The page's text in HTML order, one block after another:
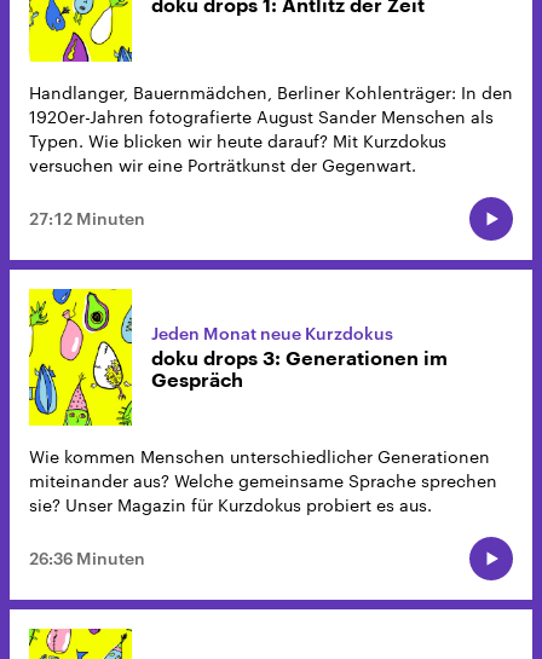
doku drops 1: Antlitz der Zeit
Handlanger, Bauernmädchen, Berliner Kohlenträger: In den
1920er-Jahren fotografierte August Sander Menschen als
Typen. Wie blicken wir heute darauf? Mit Kurzdokus
versuchen wir eine Porträtkunst der Gegenwart.
27:12 Minuten
Jeden Monat neue Kurzdokus
doku drops 3: Generationen im
Gespräch
Wie kommen Menschen unterschiedlicher Generationen
miteinander aus? Welche gemeinsame Sprache sprechen
sie? Unser Magazin für Kurzdokus probiert es aus.
26:36 Minuten